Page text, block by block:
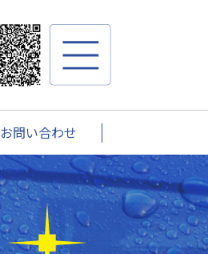
お問い合わせ